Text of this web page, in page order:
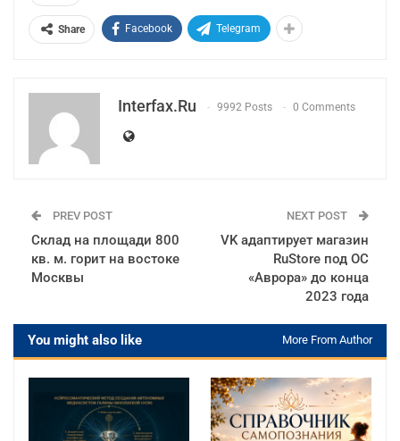
Share Facebook Telegram
Interfax.ru 9992 Posts 0 Comments
PREV POST
Склад на площади 800
кв. м. горит на востоке
Москвы
NEXT POST
VK адаптирует магазин
RuStore под ОС
«Аврора» до конца
2023 года
You might also like More From Author